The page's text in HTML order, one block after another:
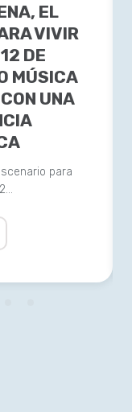
EL
VIVIR
DE
MÚSICA
UNA
para